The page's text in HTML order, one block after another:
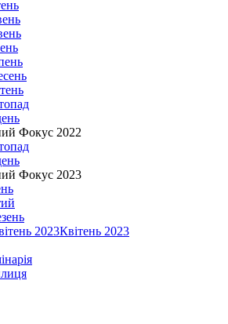
Фокус 2022
Фокус 2023
Квітень 2023